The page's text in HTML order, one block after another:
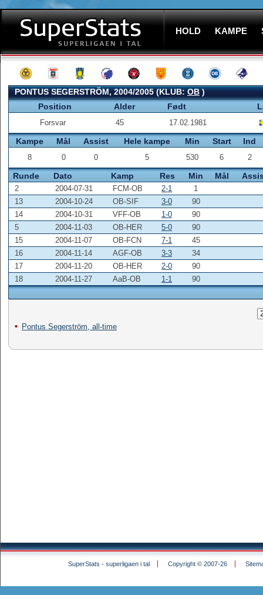
HOLD KAMPE
PONTUS SEGERSTRÖM, 2004/2005 (KLUB:OB)
Position
Alder Født
Forsvar 45 17.02.1981
Kampe Mål Assist Hele kampe Min Start Ind
8 0 0 5 530 6 2
Runde Dato Kamp Res Min Mål
2 2004-07-31 FCM-OB 2-1
1
13
2004-10-24 OB-SIF 3-0
90
14
2004-10-31 VFF-OB 1-0
90
5
2004-11-03 OB-HER 5-0
90
15
2004-11-07 OB-FCN 7-1
45
16
2004-11-14 AGF-OB 3-3
34
17
2004-11-20 OB-HER 2-0
90
18
2004-11-27 AaB-OB 1-1 90
Pontus Segerström, all-time
SuperStats - superligaen i tal Copyright © 2007-26